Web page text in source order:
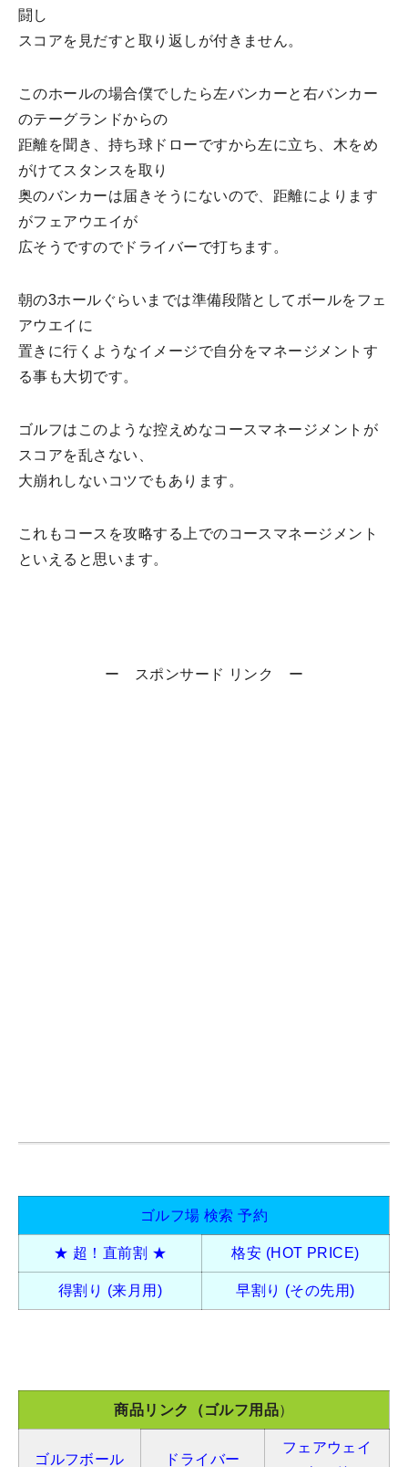
闘し
スコアを見だすと取り返しが付きません。
このホールの場合僕でしたら左バンカーと右バンカー
のテーグランドからの
距離を聞き、持ち球ドローですから左に立ち、木をめ
がけてスタンスを取り
奥のバンカーは届きそうにないので、距離によります
がフェアウエイが
広そうですのでドライバーで打ちます。
朝の3ホールぐらいまでは準備段階としてボールをフェ
アウエイに
置きに行くようなイメージで自分をマネージメントす
る事も大切です。
ゴルフはこのような控えめなコースマネージメントが
スコアを乱さない、
大崩れしないコツでもあります。
これもコースを攻略する上でのコースマネージメント
といえると思います。
ー スポンサード リンク ー
ゴルフ場 検索 予約
★ 超！直前割 ★ 格安 (HOT PRICE)
得割り (来月用) 早割り (その先用)
商品リンク（ゴルフ用品）
ゴルフボール ドライバー
フェアウェイ